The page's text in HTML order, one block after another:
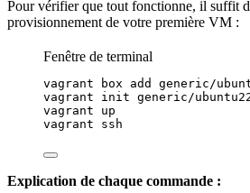
Pour vérifier que tout fonctionne, il suffit
provisionnement de votre première VM :
Fenêtre de terminal
vagrant box add
generic/
vagrant
init generic/
vagrant
up
vagrant
ssh
Explication de chaque commande :